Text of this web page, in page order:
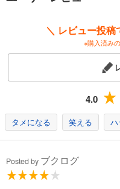
＼ レビュー投
※購入済み
4.0
タメになる 笑える ハ
Posted by ブクログ